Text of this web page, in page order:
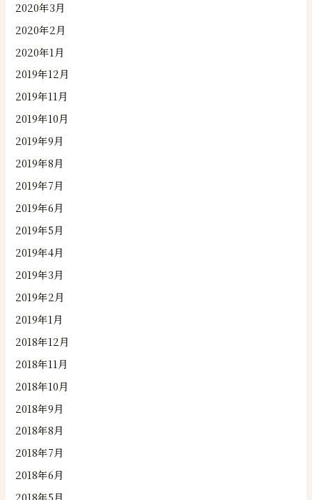
2020年3月
2020年2月
2020年1月
2019年12月
2019年11月
2019年10月
2019年9月
2019年8月
2019年7月
2019年6月
2019年5月
2019年4月
2019年3月
2019年2月
2019年1月
2018年12月
2018年11月
2018年10月
2018年9月
2018年8月
2018年7月
2018年6月
2018年5月